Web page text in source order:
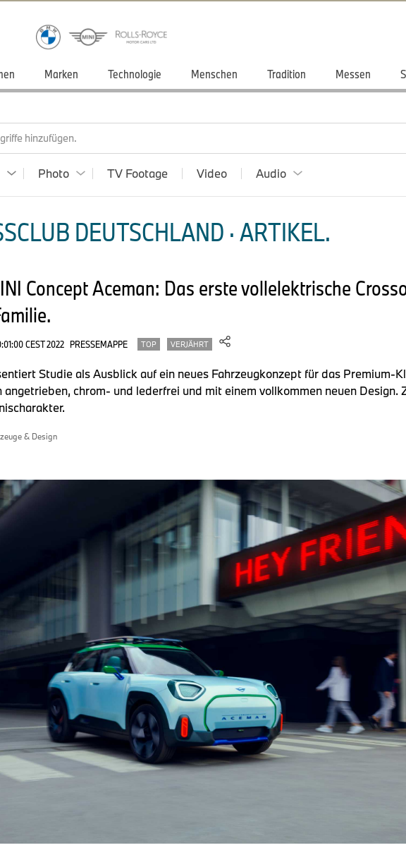
Marken Technologie Menschen Tradition Messen
hinzufügen.
Photo TV Footage Video Audio
DEUTSCHLAND · ARTIKEL.
Concept Aceman: Das erste vollelektrische
CEST 2022 PRESSEMAPPE TOP VERJÄHRT
Studie als Ausblick auf ein neues Fahrzeugkonzept für das Premium-
angetrieben, chrom- und lederfrei und mit einem vollkommen neuen Design.
& Design